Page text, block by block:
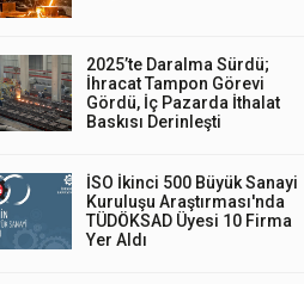
2025’te Daralma Sürdü;
İhracat Tampon Görevi
Gördü, İç Pazarda İthalat
Baskısı Derinleşti
İSO İkinci 500 Büyük Sanayi
Kuruluşu Araştırması'nda
TÜDÖKSAD Üyesi 10 Firma
Yer Aldı